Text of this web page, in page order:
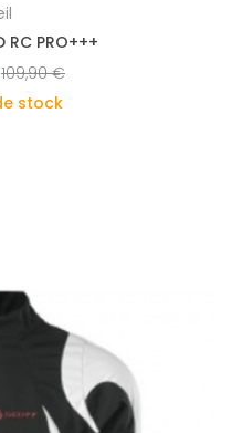
RC PRO+++
109,90 €
stock